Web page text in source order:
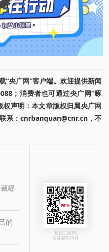
“央广网”客户端。欢迎提供新闻
；消费者也可通过央广网“啄
声明：本文章版权归属央广网
系：cnrbanquan@cnr.cn，不
哪
的
长按二维码
关注精彩内容